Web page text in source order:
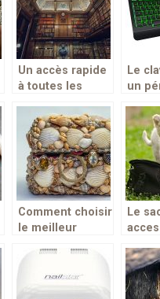
Un accès rapide
à toutes les
pays
Le
un
jeux
Comment choisir
le meilleur
Le
vos